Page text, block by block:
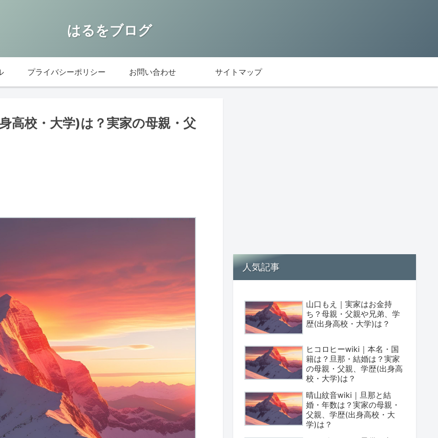
はるをブログ
プライバシーポリシー お問い合わせ サイトマップ
高校・大学)は？実家の母親・父
人気記事
山口もえ｜実家はお金持
ち？母親・父親や兄弟、学
歴(出身高校・大学)は？
ヒコロヒーwiki｜本名・国
籍は？旦那・結婚は？実家
の母親・父親、学歴(出身高
校・大学)は？
晴山紋音wiki｜旦那と結
婚・年数は？実家の母親・
父親、学歴(出身高校・大
学)は？